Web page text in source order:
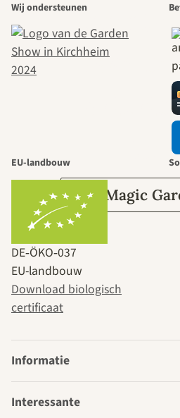
mooiste
naar
leidt
Over Magic
Wij ondersteunen
EU-landbouw
DE‑ÖKO‑037
EU-landbouw
Download biologisch
certificaat
Informatie
Interessante